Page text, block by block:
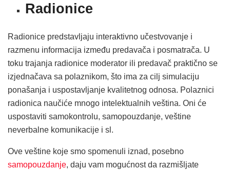
Radionice
Radionice predstavljaju interaktivno učestvovanje i
razmenu informacija između predavača i posmatrača. U
toku trajanja radionice moderator ili predavač praktično se
izjednačava sa polaznikom, što ima za cilj simulaciju
ponašanja i uspostavljanje kvalitetnog odnosa. Polaznici
radionica naučiće mnogo intelektualnih veština. Oni će
uspostaviti samokontrolu, samopouzdanje, veštine
neverbalne komunikacije i sl.
Ove veštine koje smo spomenuli iznad, posebno
samopouzdanje, daju vam mogućnost da razmišljate